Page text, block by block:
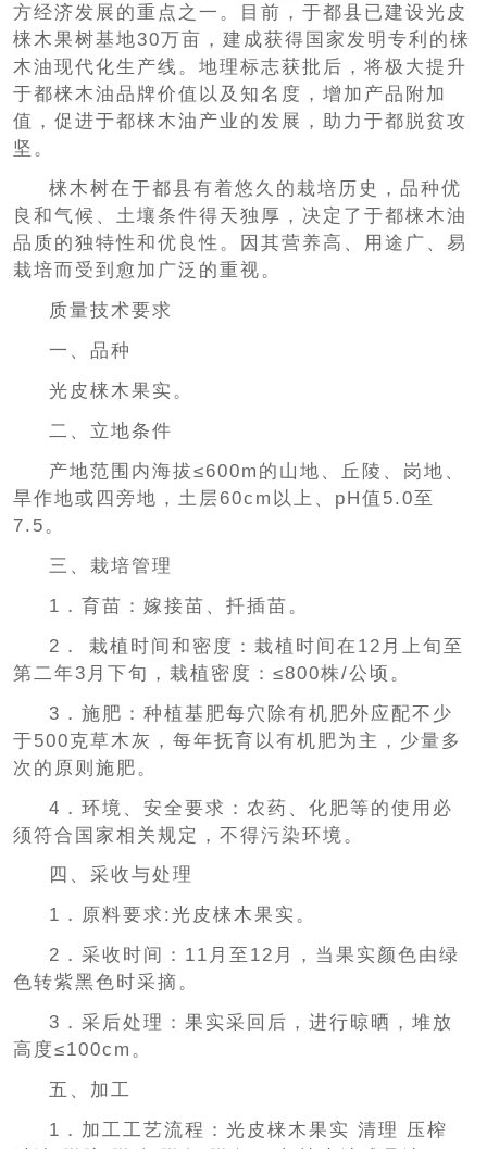
方经济发展的重点之一。目前，于都县已建设光皮
梾木果树基地30万亩，建成获得国家发明专利的梾
木油现代化生产线。地理标志获批后，将极大提升
于都梾木油品牌价值以及知名度，增加产品附加
值，促进于都梾木油产业的发展，助力于都脱贫攻
坚。
梾木树在于都县有着悠久的栽培历史，品种优
良和气候、土壤条件得天独厚，决定了于都梾木油
品质的独特性和优良性。因其营养高、用途广、易
栽培而受到愈加广泛的重视。
质量技术要求
一、品种
光皮梾木果实。
二、立地条件
产地范围内海拔≤600m的山地、丘陵、岗地、
旱作地或四旁地，土层60cm以上、pH值5.0至
7.5。
三、栽培管理
1．育苗：嫁接苗、扦插苗。
2． 栽植时间和密度：栽植时间在12月上旬至
第二年3月下旬，栽植密度：≤800株/公顷。
3．施肥：种植基肥每穴除有机肥外应配不少
于500克草木灰，每年抚育以有机肥为主，少量多
次的原则施肥。
4．环境、安全要求：农药、化肥等的使用必
须符合国家相关规定，不得污染环境。
四、采收与处理
1．原料要求:光皮梾木果实。
2．采收时间：11月至12月，当果实颜色由绿
色转紫黑色时采摘。
3．采后处理：果实采回后，进行晾晒，堆放
高度≤100cm。
五、加工
1．加工工艺流程：光皮梾木果实 清理 压榨